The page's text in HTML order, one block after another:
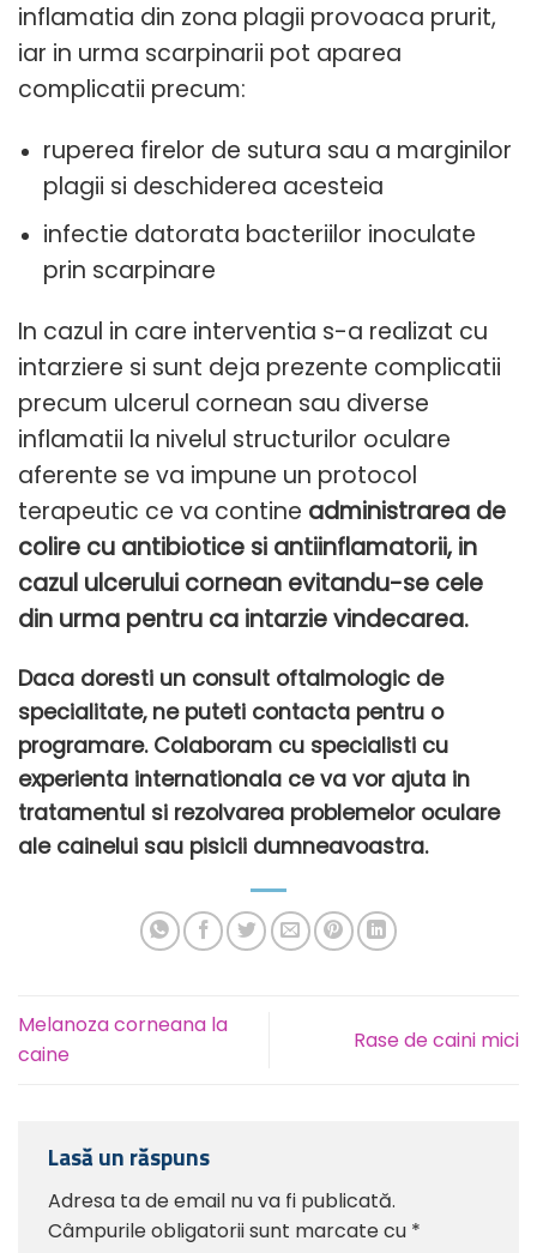
inflamatia din zona plagii provoaca prurit,
iar in urma scarpinarii pot aparea
complicatii precum:
ruperea firelor de sutura sau a marginilor
plagii si deschiderea acesteia
infectie datorata bacteriilor inoculate
prin scarpinare
In cazul in care interventia s-a realizat cu
intarziere si sunt deja prezente complicatii
precum ulcerul cornean sau diverse
inflamatii la nivelul structurilor oculare
aferente se va impune un protocol
terapeutic ce va contine administrarea de
colire cu antibiotice si antiinflamatorii, in
cazul ulcerului cornean evitandu-se cele
din urma pentru ca intarzie vindecarea.
Daca doresti un consult oftalmologic de
specialitate, ne puteti contacta pentru o
programare. Colaboram cu specialisti cu
experienta internationala ce va vor ajuta in
tratamentul si rezolvarea problemelor oculare
ale cainelui sau pisicii dumneavoastra.
Melanoza corneana la
caine
Rase de caini mici
Lasă un răspuns
Adresa ta de email nu va fi publicată.
Câmpurile obligatorii sunt marcate cu *